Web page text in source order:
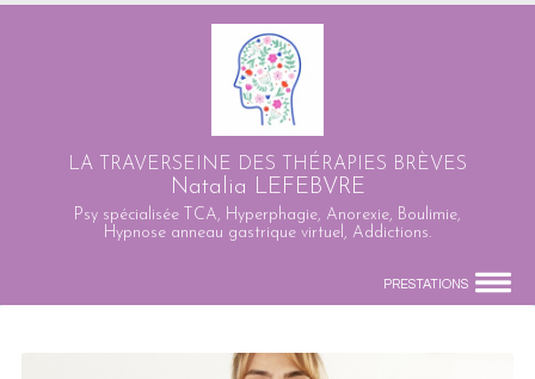
LA TRAVERSEINE DES THÉRAPIES BRÈVES
Natalia LEFEBVRE
Psy spécialisée TCA, Hyperphagie, Anorexie, Boulimie,
Hypnose anneau gastrique virtuel, Addictions.
PRESTATIONS